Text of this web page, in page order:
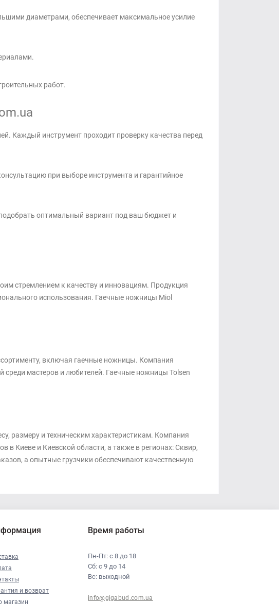
диаметрами, обеспечивает максимальное усилие
работ.
Каждый инструмент проходит проверку качества перед
при выборе инструмента и гарантийное
оптимальный вариант под ваш бюджет и
стремлением к качеству и инновациям. Продукция
использования. Гаечные ножницы Miol
включая гаечные ножницы. Компания
среди мастеров и любителей. Гаечные ножницы Tolsen
размеру и техническим характеристикам. Компания
в Киеве и Киевской области, а также в регионах: Сквир,
а опытные грузчики обеспечивают качественную
и возврат
магазин
Время работы
Пн-Пт: с 8 до 18
Сб: с 9 до 14
Вс: выходной
info@gigabud.com.ua